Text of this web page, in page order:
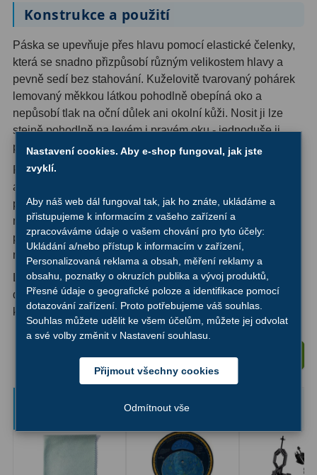
Ostatní1
Azimutální AZ5
Paralaktické EQ19
Fotografické montáže5
Stativy a pilíře
Objímky 10
Motory a pohony13
Upínací prvky13
Závaží3
Ostatní22
Konstrukce a použití
Páska se upevňuje přes hlavu pomocí elastické čelenky,
která se snadno přizpůsobí různým velikostem hlavy a
pevně sedí bez stahování. Kuželovitě tvarovaný pohárek
lemovaný měkkou látkou pohodlně obepíná oko a
nepůsobí tlak na oční důlek ani okolní kůži. Nosit ji lze
stejně pohodlně na levém i pravém oku - jednoduše ji
přesuňte podle toho, kterým okem dalekohled pozorujete.
Páska je vhodná pro astronomy všech věkových kategorií
a zkušeností, od začátečníků až po pokročilé
pozorovatele. Obzvláště ocení ji ti, kteří trpí bolestmi hlavy
nebo napětím v obličeji po delším pozorování, nebo
pozorovatelé, kteří si na techniku otevřeného oka zatím
nezvykli.
Lehká, kompaktní a snadno přenosná - páska přes oko je
drobná investice s okamžitým a hmatatelným efektem na
kvalitu každé pozorovací noci.
Vložit do košíku
Ručně vybrané a kompatibilní
Nastavení cookies. Aby e-shop fungoval, jak jste
zvyklí.
Aby náš web dál fungoval tak, jak ho znáte, ukládáme a
přistupujeme k informacím z vašeho zařízení a
zpracováváme údaje o vašem chování pro tyto účely:
Ukládání a/nebo přístup k informacím v zařízení,
Personalizovaná reklama a obsah, měření reklamy a
obsahu, poznatky o okruzích publika a vývoj produktů,
Přesné údaje o geografické poloze a identifikace pomocí
dotazování zařízení. Proto potřebujeme váš souhlas.
Souhlas můžete udělit ke všem účelům, můžete jej odvolat
a své volby změnit v Nastavení souhlasu.
Přijmout všechny cookies
Odmítnout vše